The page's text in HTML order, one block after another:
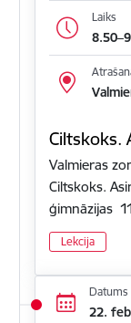
Laiks
Ciltskoks.
Valmieras
Ciltskoks.
ģimnāzijas
Lekcija
Datums
22.